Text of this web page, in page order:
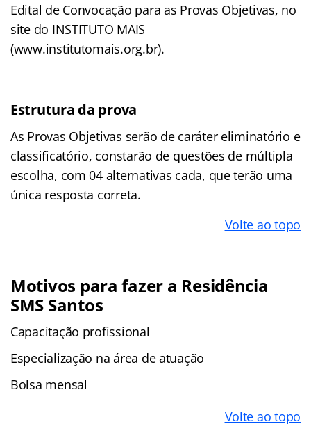
Edital de Convocação para as Provas Objetivas, no
site do INSTITUTO MAIS
(www.institutomais.org.br).
Estrutura da prova
As Provas Objetivas serão de caráter eliminatório e
classificatório, constarão de questões de múltipla
escolha, com 04 alternativas cada, que terão uma
única resposta correta.
Volte ao topo
Motivos para fazer a Residência
SMS Santos
Capacitação profissional
Especialização na área de atuação
Bolsa mensal
Volte ao topo